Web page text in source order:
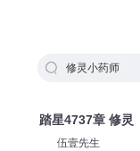
修灵小药师
踏星4737章 修灵
伍壹先生